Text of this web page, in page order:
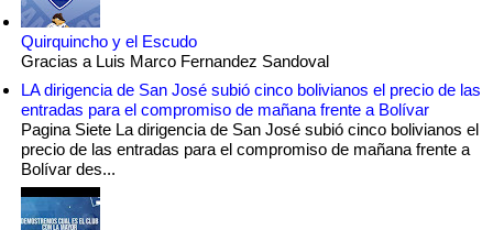
Quirquincho y el Escudo
Gracias a Luis Marco Fernandez Sandoval
LA dirigencia de San José subió cinco bolivianos el precio de las
entradas para el compromiso de mañana frente a Bolívar
Pagina Siete La dirigencia de San José subió cinco bolivianos el
precio de las entradas para el compromiso de mañana frente a
Bolívar des...